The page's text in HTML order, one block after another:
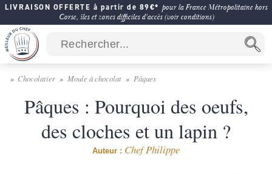
LIVRAISON OFFERTE à partir de 89€* pour la France Métropolitaine hors
Corse, îles et zones difficiles d'accès (voir conditions)
Chocolatier Moule à chocolat Pâques
Pâques : Pourquoi des oeufs,
des cloches et un lapin ?
Auteur : Chef Philippe